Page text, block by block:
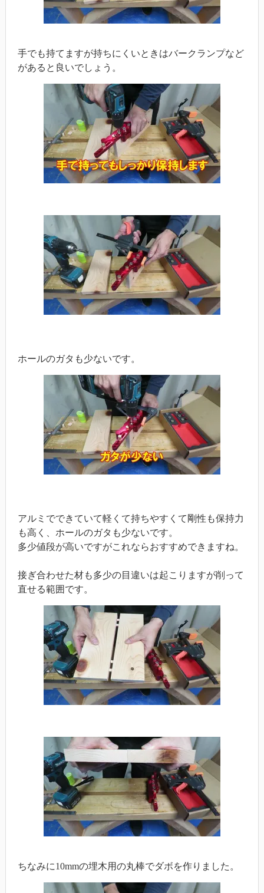
手でも持てますが持ちにくいときはバークランプなど
があると良いでしょう。
ホールのガタも少ないです。
アルミでできていて軽くて持ちやすくて剛性も保持力
も高く、ホールのガタも少ないです。
多少値段が高いですがこれならおすすめできますね。
接ぎ合わせた材も多少の目違いは起こりますが削って
直せる範囲です。
ちなみに10mmの埋木用の丸棒でダボを作りました。